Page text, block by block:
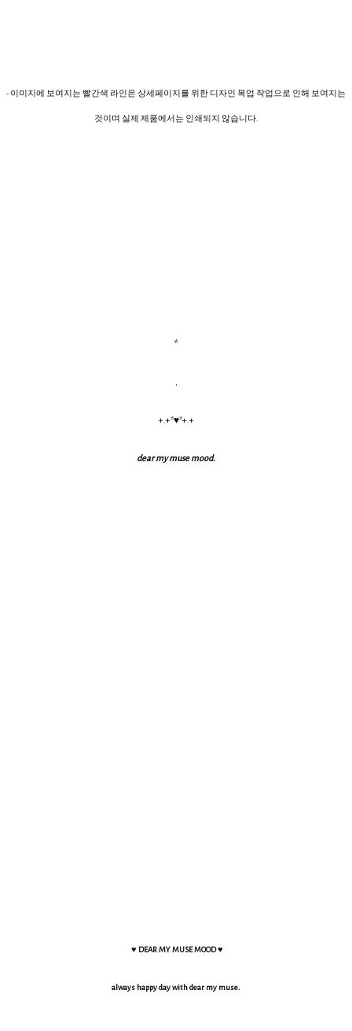
- 이미지에 보여지는 빨간색 라인은 상세페이지를 위한 디자인 목업 작업으로 인해 보여지는
것이며 실제 제품에서는 인쇄되지 않습니다.
*
.
+.+*♥*+.+
dear my muse mood.
♥ DEAR MY MUSE MOOD ♥
always happy day with dear my muse.